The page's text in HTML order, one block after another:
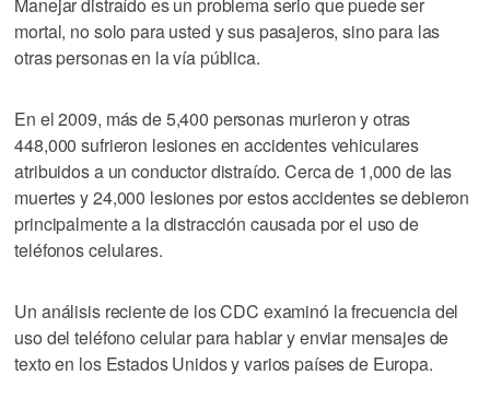
mortal, no solo para usted y sus pasajeros, sino para las
otras personas en la vía pública.
En el 2009, más de 5,400 personas murieron y otras
448,000 sufrieron lesiones en accidentes vehiculares
atribuidos a un conductor distraído. Cerca de 1,000 de las
muertes y 24,000 lesiones por estos accidentes se debieron
principalmente a la distracción causada por el uso de
teléfonos celulares.
Un análisis reciente de los CDC examinó la frecuencia del
uso del teléfono celular para hablar y enviar mensajes de
texto en los Estados Unidos y varios países de Europa.